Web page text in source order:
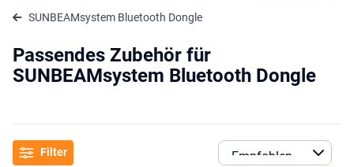
SUNBEAMsystem Bluetooth Dongle
Passendes Zubehör für
SUNBEAMsystem Bluetooth Dongle
Filter